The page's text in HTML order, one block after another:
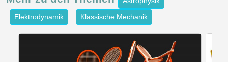
Elektrodynamik
Klassische Mechanik